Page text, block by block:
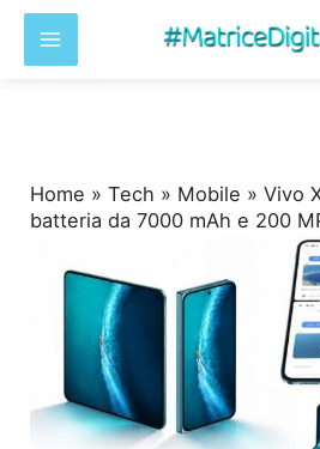
Home »Tech » Mobile »Vivo
batteria da 7000 mAh e 200